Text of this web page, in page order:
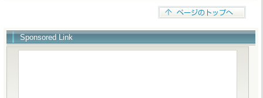
Sponsored Link